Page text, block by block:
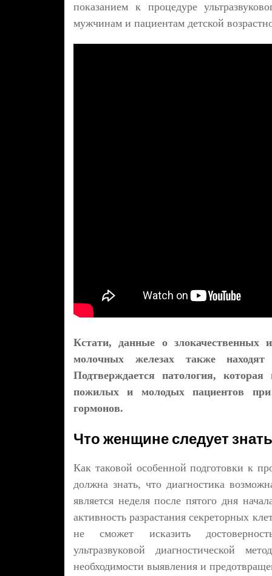
показанием к процедуре
мужчинам и пациентам детской
Кстати, данные о злокачественных
молочных железах также
Подтверждается патология,
пожилых и молодых пациентов
гормонов.
Что женщине следует
Как таковой особенной подготовки к
должна знать, что диагностика
является неделя после пятого дня
активность разрастания секреторных
не сможет исказить
ультразвуковой диагностической
необходимости выявления и